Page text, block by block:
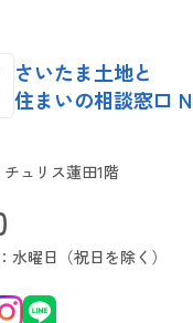
さいたま土地と
住まいの相談窓口
ュリス蓮田1階
水曜日（祝日を除く）